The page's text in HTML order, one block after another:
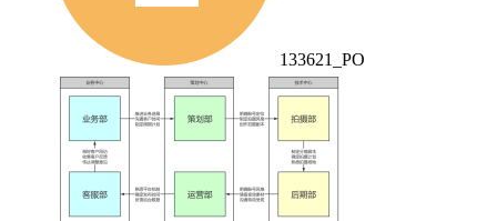
133621_PO